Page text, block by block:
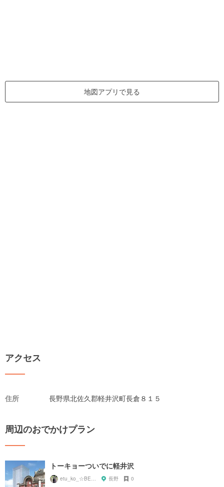
地図アプリで見る
アクセス
住所 長野県北佐久郡軽井沢町長倉８１５
周辺のおでかけプラン
トーキョーついでに軽井沢
長野 0